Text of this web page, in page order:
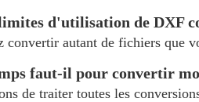
d'utilisation de DXF
convertir autant de fichiers que
faut-il pour convertir
de traiter toutes les